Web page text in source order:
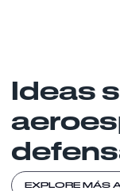
Ideas
EXPLORE MÁS